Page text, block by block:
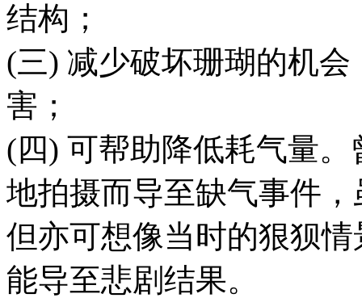
结构；
(三) 减少破坏珊瑚的机
害；
(四) 可帮助降低耗气量
地拍摄而导至缺气事件
但亦可想像当时的狠狈
能导至悲剧结果。